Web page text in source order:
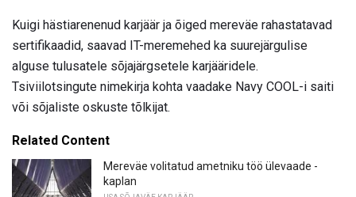
Kuigi hästiarenenud karjäär ja õiged mereväe rahastatavad
sertifikaadid, saavad IT-meremehed ka suurejärgulise
alguse tulusatele sõjajärgsetele karjääridele.
Tsiviilotsingute nimekirja kohta vaadake Navy COOL-i saiti
või sõjaliste oskuste tõlkijat.
Related Content
Mereväe volitatud ametniku töö ülevaade -
kaplan